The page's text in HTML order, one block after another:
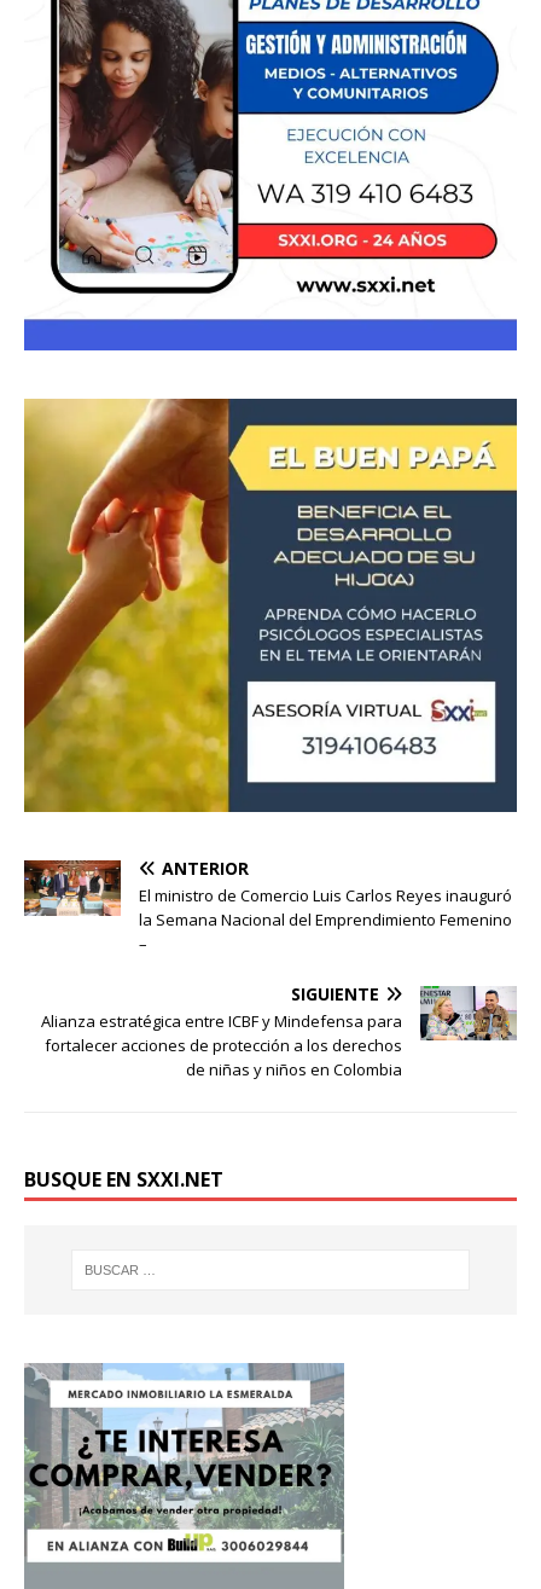
ANTERIOR
El ministro de Comercio Luis Carlos Reyes inauguró
la Semana Nacional del Emprendimiento Femenino
–
SIGUIENTE
Alianza estratégica entre ICBF y Mindefensa para
fortalecer acciones de protección a los derechos
de niñas y niños en Colombia
BUSQUE EN SXXI.NET
Donación
Introduce la cantidad (USD):
$1.00